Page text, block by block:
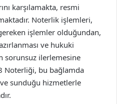
karşılamakta, resmi
Noterlik işlemleri,
işlemler olduğundan,
ve hukuki
sorunsuz ilerlemesine
Noterliği, bu bağlamda
sunduğu hizmetlerle